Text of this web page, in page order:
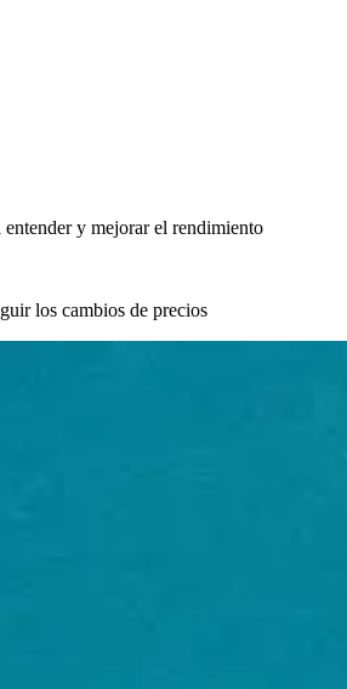
y mejorar el rendimiento
los cambios de precios